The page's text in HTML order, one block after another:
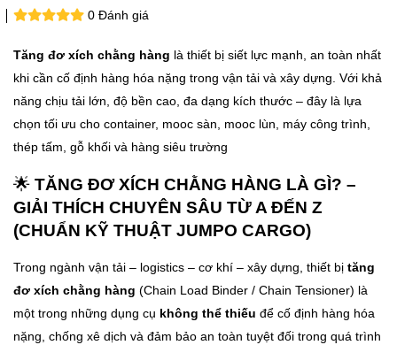
0 Đánh giá
Tăng đơ xích chằng hàng là thiết bị siết lực mạnh, an toàn nhất
khi cần cố định hàng hóa nặng trong vận tải và xây dựng. Với khả
năng chịu tải lớn, độ bền cao, đa dạng kích thước – đây là lựa
chọn tối ưu cho container, mooc sàn, mooc lùn, máy công trình,
thép tấm, gỗ khối và hàng siêu trường
🌟 TĂNG ĐƠ XÍCH CHẰNG HÀNG LÀ GÌ? –
GIẢI THÍCH CHUYÊN SÂU TỪ A ĐẾN Z
(CHUẨN KỸ THUẬT JUMPO CARGO)
Trong ngành vận tải – logistics – cơ khí – xây dựng, thiết bị tăng
đơ xích chằng hàng (Chain Load Binder / Chain Tensioner) là
một trong những dụng cụ không thể thiếu để cố định hàng hóa
nặng, chống xê dịch và đảm bảo an toàn tuyệt đối trong quá trình